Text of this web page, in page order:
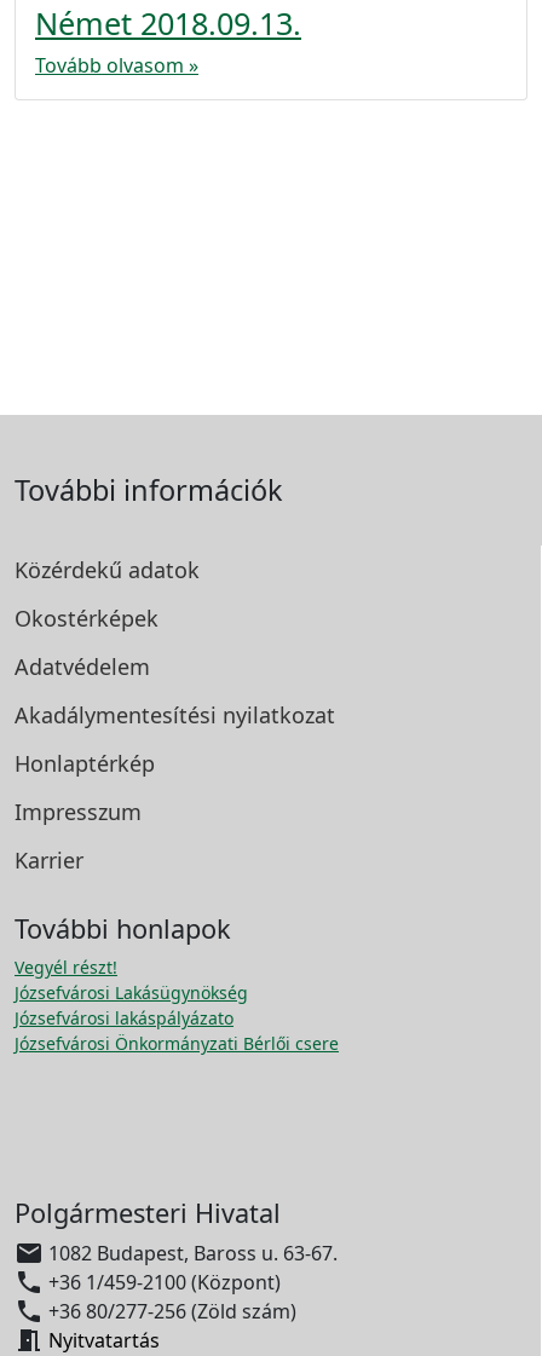
Német 2018.09.13.
Tovább olvasom »
További információk
Közérdekű adatok
Okostérképek
Adatvédelem
Akadálymentesítési nyilatkozat
Honlaptérkép
Impresszum
Karrier
További honlapok
Vegyél részt!
Józsefvárosi Lakásügynökség
Józsefvárosi lakáspályázato
Józsefvárosi Önkormányzati Bérlői csere
Polgármesteri Hivatal
 1082 Budapest, Baross u. 63-67.
 +36 1/459-2100 (Központ)
 +36 80/277-256 (Zöld szám)
 Nyitvatartás